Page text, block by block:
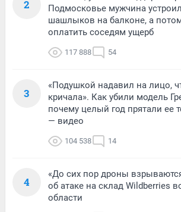
2
Подмосковье мужчина
шашлыков на балконе, а
оплатить соседям ущерб
117 888 54
3
«Подушкой надавил на лицо,
кричала». Как убили модель
почему целый год прятали ее
— видео
104 538 14
4
«До сих пор дроны
об атаке на склад Wildberries
области